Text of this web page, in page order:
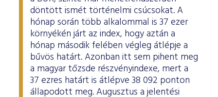
döntött ismét történelmi csúcsokat. A
hónap során több alkalommal is 37 ezer
környékén járt az index, hogy aztán a
hónap második felében végleg átlépje a
bűvös határt. Azonban itt sem pihent meg
a magyar tőzsde részvényindexe, mert a
37 ezres határt is átlépve 38 092 ponton
állapodott meg. Augusztus a jelentési